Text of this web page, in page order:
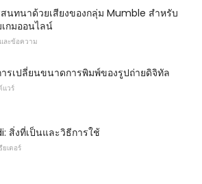
นทนาด้วยเสียงของกลุ่ม Mumble สำหรับ
กมออนไลน์
ละข้อความ
รเปลี่ยนขนาดการพิมพ์ของรูปถ่ายดิจิทัล
วร์
สิ่งที่เป็นและวิธีการใช้
ยเตอร์